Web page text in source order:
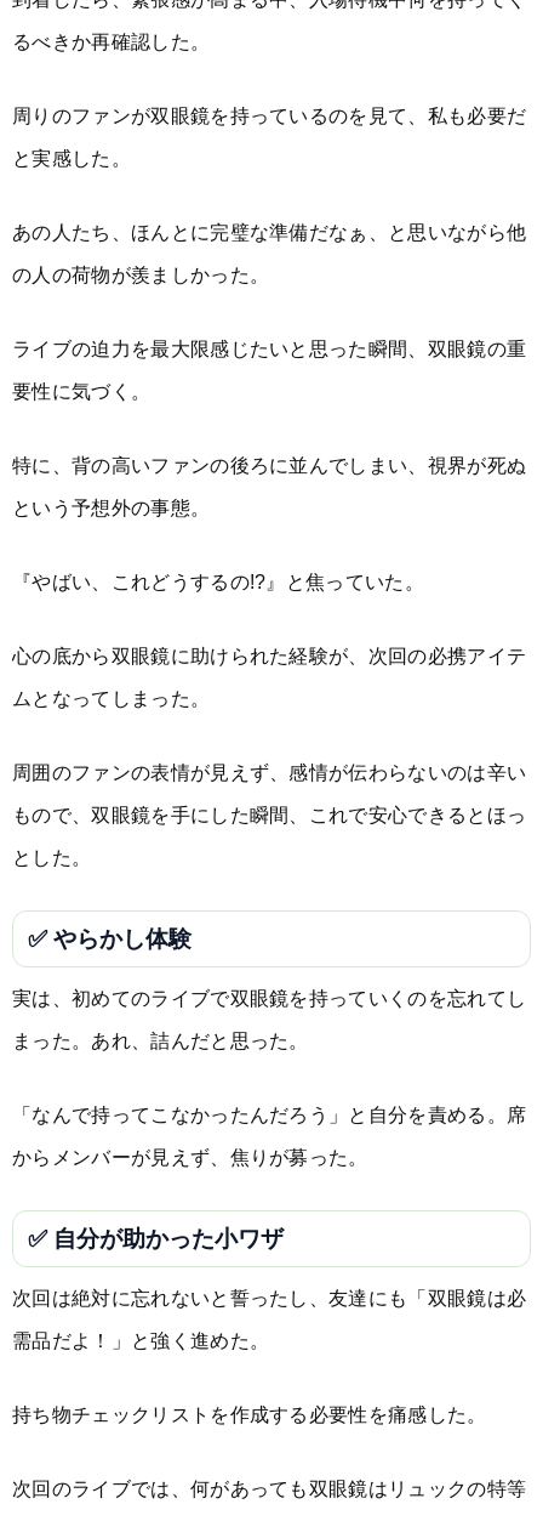
るべきか再確認した。
周りのファンが双眼鏡を持っているのを見て、私も必要だ
と実感した。
あの人たち、ほんとに完璧な準備だなぁ、と思いながら他
の人の荷物が羨ましかった。
ライブの迫力を最大限感じたいと思った瞬間、双眼鏡の重
要性に気づく。
特に、背の高いファンの後ろに並んでしまい、視界が死ぬ
という予想外の事態。
『やばい、これどうするの!?』と焦っていた。
心の底から双眼鏡に助けられた経験が、次回の必携アイテ
ムとなってしまった。
周囲のファンの表情が見えず、感情が伝わらないのは辛い
もので、双眼鏡を手にした瞬間、これで安心できるとほっ
とした。
✅ やらかし体験
実は、初めてのライブで双眼鏡を持っていくのを忘れてし
まった。あれ、詰んだと思った。
「なんで持ってこなかったんだろう」と自分を責める。席
からメンバーが見えず、焦りが募った。
✅ 自分が助かった小ワザ
次回は絶対に忘れないと誓ったし、友達にも「双眼鏡は必
需品だよ！」と強く進めた。
持ち物チェックリストを作成する必要性を痛感した。
次回のライブでは、何があっても双眼鏡はリュックの特等